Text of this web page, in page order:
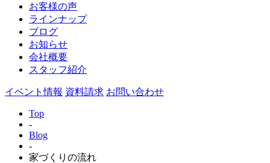
お客様の声
ラインナップ
ブログ
お知らせ
会社概要
スタッフ紹介
イベント情報 資料請求 お問い合わせ
Top
-
Blog
-
家づくりの流れ